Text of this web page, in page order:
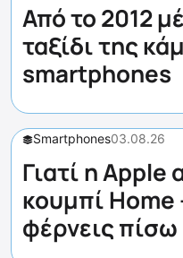
Από το 2012
ταξίδι της
smartphones
Smartphones03.08.26
Γιατί η Apple
κουμπί Home
φέρνεις πίσω